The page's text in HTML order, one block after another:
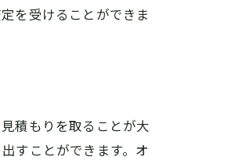
を受けることができま
積もりを取ることが大
すことができます。オ